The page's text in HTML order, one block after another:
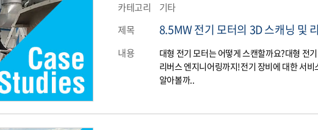
카테고리
기타
제목
8.5MW 전기 모터의 3D 스캐닝 및
내용
대형 전기 모터는 어떻게 스캔할까요?​대형 전
리버스 엔지니어링까지!전기 장비에 대한 서
알아볼까..